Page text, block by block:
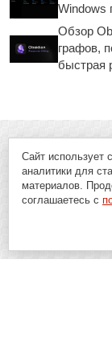
Windows
Обзор
графов,
быстрая
Сайт использует
аналитики для
материалов.
соглашаетесь с